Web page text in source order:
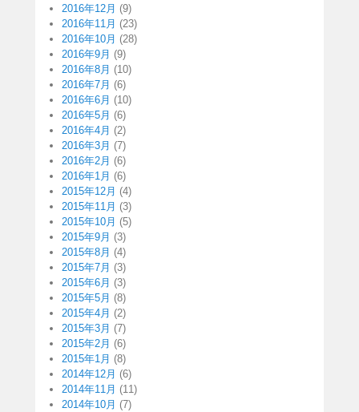
2016年12月 (9)
2016年11月 (23)
2016年10月 (28)
2016年9月 (9)
2016年8月 (10)
2016年7月 (6)
2016年6月 (10)
2016年5月 (6)
2016年4月 (2)
2016年3月 (7)
2016年2月 (6)
2016年1月 (6)
2015年12月 (4)
2015年11月 (3)
2015年10月 (5)
2015年9月 (3)
2015年8月 (4)
2015年7月 (3)
2015年6月 (3)
2015年5月 (8)
2015年4月 (2)
2015年3月 (7)
2015年2月 (6)
2015年1月 (8)
2014年12月 (6)
2014年11月 (11)
2014年10月 (7)